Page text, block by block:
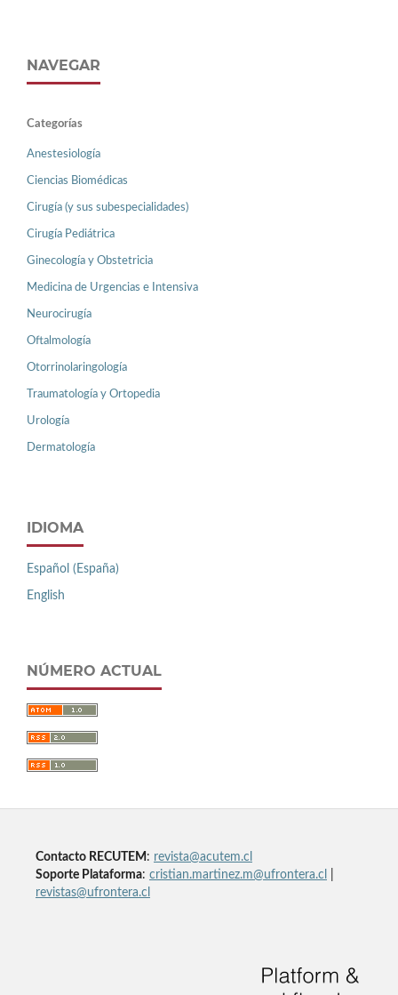
NAVEGAR
Categorías
Anestesiología
Ciencias Biomédicas
Cirugía (y sus subespecialidades)
Cirugía Pediátrica
Ginecología y Obstetricia
Medicina de Urgencias e Intensiva
Neurocirugía
Oftalmología
Otorrinolaringología
Traumatología y Ortopedia
Urología
Dermatología
IDIOMA
Español (España)
English
NÚMERO ACTUAL
Contacto RECUTEM : revista@acutem.cl
Soporte Plataforma: cristian.martinez.m@ufrontera.cl
revistas@ufrontera.cl